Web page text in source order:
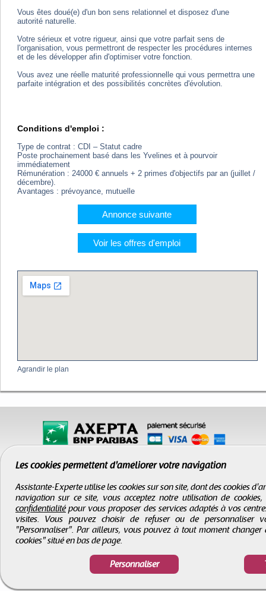
Vous êtes doué(e) d'un bon sens relationnel et disposez d'une
autorité naturelle.
Votre sérieux et votre rigueur, ainsi que votre parfait sens de
l'organisation, vous permettront de respecter les procédures internes
et de les développer afin d'optimiser votre fonction.
Vous avez une réelle maturité professionnelle qui vous permettra une
parfaite intégration et des possibilités concrètes d'évolution.
Conditions d'emploi :
Type de contrat : CDI – Statut cadre
Poste prochainement basé dans les Yvelines et à pourvoir
immédiatement
Rémunération : 24000 € annuels + 2 primes d'objectifs par an (juillet /
décembre).
Avantages : prévoyance, mutuelle
Annonce suivante
Voir les offres d'emploi
Agrandir le plan
CGV -Infos légales -Droits d'auteur
Les cookies permettent d'améliorer votre navigation
Assistante-Experte utilise les cookies sur son site, dont des cookies
navigation sur ce site, vous acceptez notre utilisation de
confidentialitépour vous proposer des services adaptés à vos
visites. Vous pouvez choisir de refuser ou de
"Personnaliser". Par ailleurs, vous pouvez à tout moment
cookies" situé en bas de page.
Personnaliser